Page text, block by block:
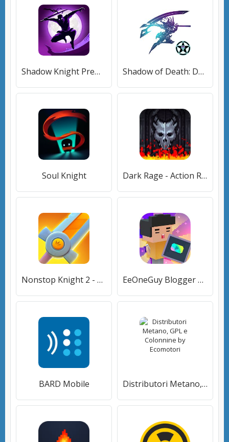
Shadow Knight Premium: Era of Legends Online RPG Shadow of Death: Dark Knight - Stickman Fighting
Soul Knight Dark Rage - Action RPG
Nonstop Knight 2 - Action RPG EeOneGuy Blogger Simulator
BARD Mobile Distributori Metano, GPL e Colonnine by Ecomotori